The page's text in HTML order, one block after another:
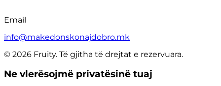
Email
info@makedonskonajdobro.mk
© 2026 Fruity. Të gjitha të drejtat e rezervuara.
Ne vlerësojmë privatësinë tuaj